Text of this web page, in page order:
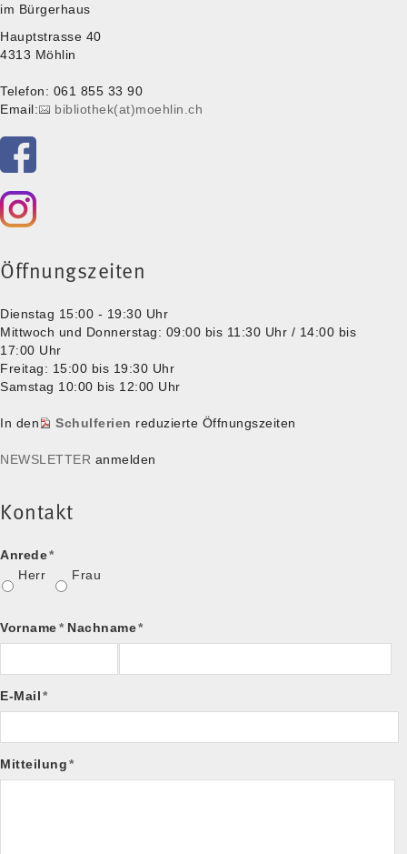
im Bürgerhaus
Hauptstrasse 40
4313 Möhlin
Telefon: 061 855 33 90
Email:
bibliothek(at)moehlin.ch
Öffnungszeiten
Dienstag 15:00 - 19:30 Uhr
Mittwoch und Donnerstag: 09:00 bis 11:30 Uhr / 14:00 bis
17:00 Uhr
Freitag: 15:00 bis 19:30 Uhr
Samstag 10:00 bis 12:00 Uhr
In den Schulferien reduzierte Öffnungszeiten
NEWSLETTER anmelden
Kontakt
Anrede*
Herr
Frau
Vorname* Nachname*
E-Mail*
Mitteilung*